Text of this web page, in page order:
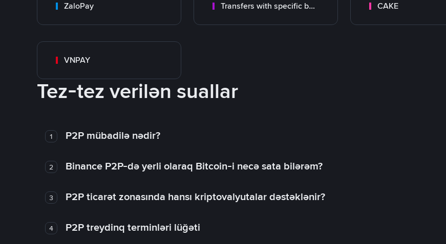
ZaloPay Transfers with specific bank CAKE
VNPAY
Tez-tez verilən suallar
1 P2P mübadilə nədir?
2 Binance P2P-də yerli olaraq Bitcoin-i necə sata bilərəm?
3 P2P ticarət zonasında hansı kriptovalyutalar dəstəklənir?
4 P2P treydinq terminləri lüğəti